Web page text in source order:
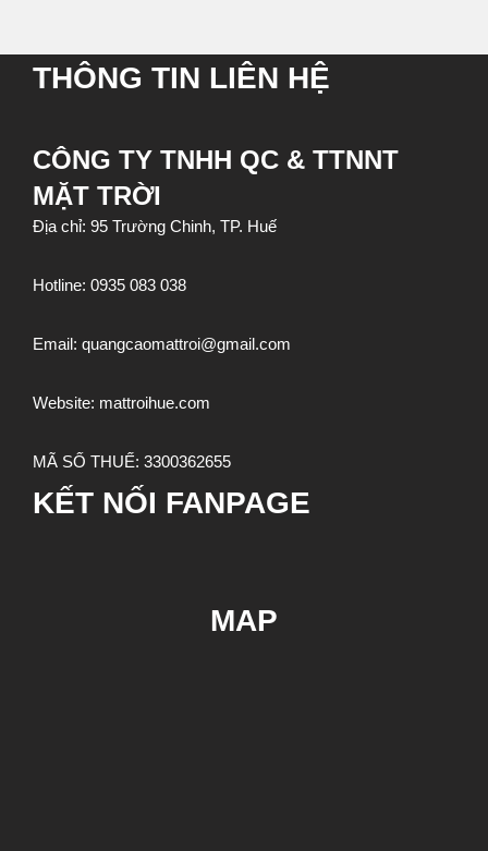
THÔNG TIN LIÊN HỆ
CÔNG TY TNHH QC & TTNNT
MẶT TRỜI
Địa chỉ: 95 Trường Chinh, TP. Huế
Hotline: 0935 083 038
Email: quangcaomattroi@gmail.com
Website: mattroihue.com
MÃ SỐ THUẾ: 3300362655
KẾT NỐI FANPAGE
MAP